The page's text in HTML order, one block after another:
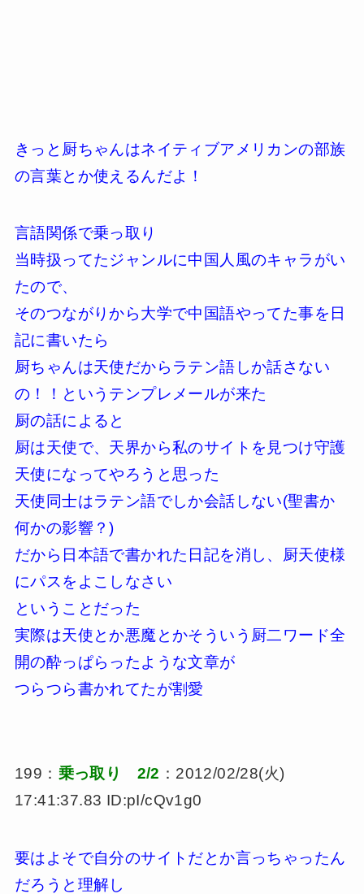
きっと厨ちゃんはネイティブアメリカンの部族
の言葉とか使えるんだよ！
言語関係で乗っ取り
当時扱ってたジャンルに中国人風のキャラがい
たので、
そのつながりから大学で中国語やってた事を日
記に書いたら
厨ちゃんは天使だからラテン語しか話さない
の！！というテンプレメールが来た
厨の話によると
厨は天使で、天界から私のサイトを見つけ守護
天使になってやろうと思った
天使同士はラテン語でしか会話しない(聖書か
何かの影響？)
だから日本語で書かれた日記を消し、厨天使様
にパスをよこしなさい
ということだった
実際は天使とか悪魔とかそういう厨二ワード全
開の酔っぱらったような文章が
つらつら書かれてたが割愛
199： 乗っ取り 2/2 ：2012/02/28(火)
17:41:37.83 ID:pI/cQv1g0
要はよそで自分のサイトだとか言っちゃったん
だろうと理解し